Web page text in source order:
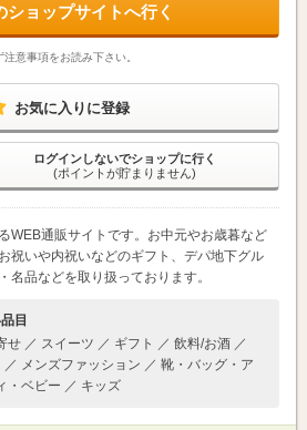
ショップサイトへ行く
意事項をお読み下さい。
お気に入りに登録
ログインしないでショップに行く
(ポイントが貯まりません)
WEB通販サイトです。お中元やお歳暮など
祝いや内祝いなどのギフト、デパ地下グル
名品などを取り扱っております。
目
せ ／ スイーツ ／ ギフト ／ 飲料/お酒 ／
メンズファッション ／ 靴・バッグ・ア
・ベビー ／ キッズ